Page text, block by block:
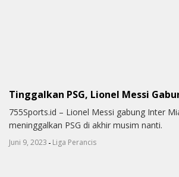
Tinggalkan PSG, Lionel Messi
755Sports.id – Lionel Messi gabung Inter
meninggalkan PSG di akhir musim nanti.
Juni 9, 2023 - Liga Perancis